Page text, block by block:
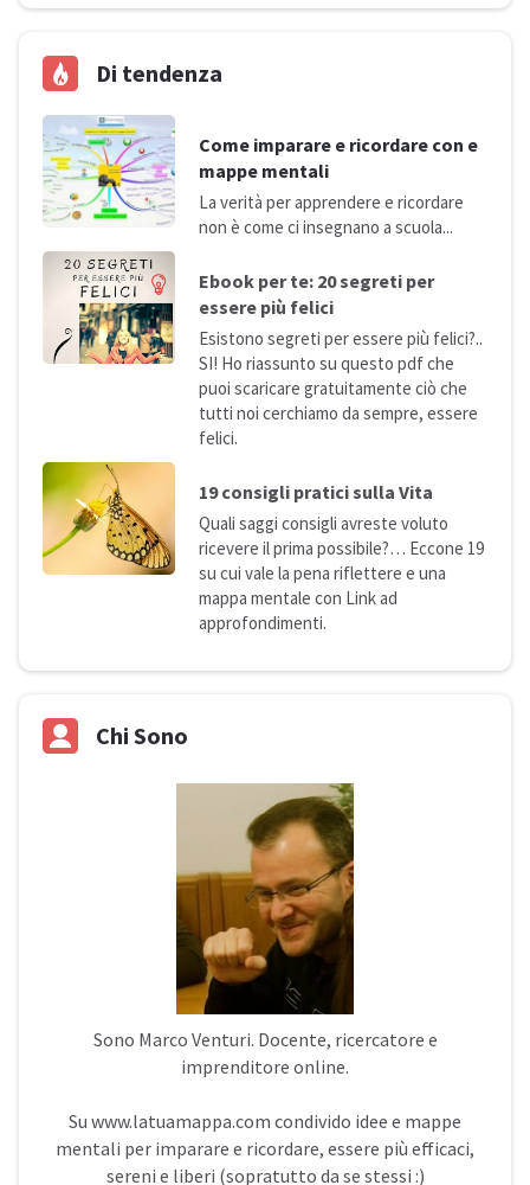
Di tendenza
Come imparare e ricordare con e
mappe mentali
La verità per apprendere e ricordare
non è come ci insegnano a scuola...
Ebook per te: 20 segreti per
essere più felici
Esistono segreti per essere più felici?..
SI! Ho riassunto su questo pdf che
puoi scaricare gratuitamente ciò che
tutti noi cerchiamo da sempre, essere
felici.
19 consigli pratici sulla Vita
Quali saggi consigli avreste voluto
ricevere il prima possibile?… Eccone 19
su cui vale la pena riflettere e una
mappa mentale con Link ad
approfondimenti.
Chi Sono
Sono Marco Venturi. Docente, ricercatore e
imprenditore online.
Su www.latuamappa.com condivido idee e mappe
mentali per imparare e ricordare, essere più efficaci,
sereni e liberi (sopratutto da se stessi :)